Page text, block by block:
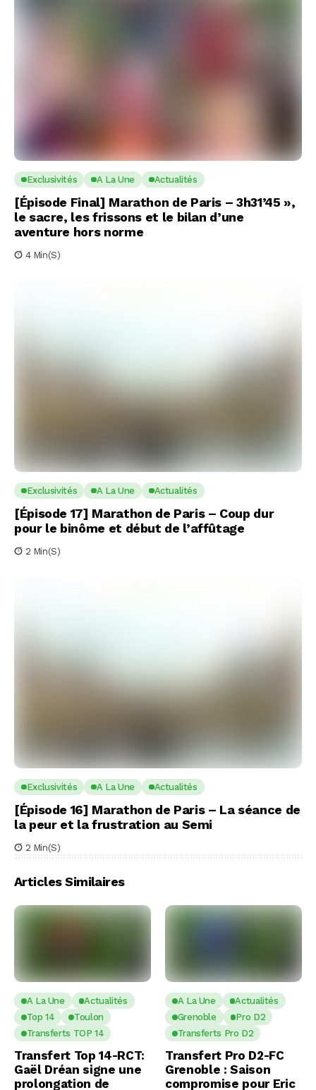
Exclusivités A La Une Actualités
[Épisode Final] Marathon de Paris – 3h31’45 »,
le sacre, les frissons et le bilan d’une
aventure hors norme
4 Min(s)
Exclusivités A La Une Actualités
[Épisode 17] Marathon de Paris – Coup dur
pour le binôme et début de l’affûtage
2 Min(s)
Exclusivités A La Une Actualités
[Épisode 16] Marathon de Paris – La séance de
la peur et la frustration au Semi
2 Min(s)
Articles Similaires
A La Une
Actualités
Top 14
Toulon
Transferts TOP 14
Transfert Top 14-RCT:
Gaël Dréan signe une
prolongation de
A La Une
Actualités
Grenoble
Pro D2
Transferts Pro D2
Transfert Pro D2-FC
Grenoble : Saison
compromise pour Eric